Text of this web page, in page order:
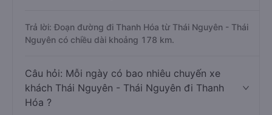
Trả lời: Đoạn đường đi Thanh Hóa từ Thái Nguyên - Thái
Nguyên có chiều dài khoảng 178 km.
Câu hỏi: Mỗi ngày có bao nhiêu chuyến xe
khách Thái Nguyên - Thái Nguyên đi Thanh
Hóa ?